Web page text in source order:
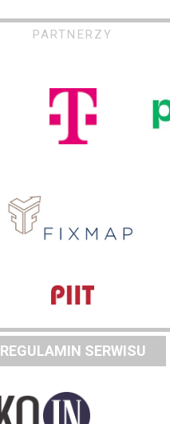
PARTNERZY
REGULAMIN SERWISU